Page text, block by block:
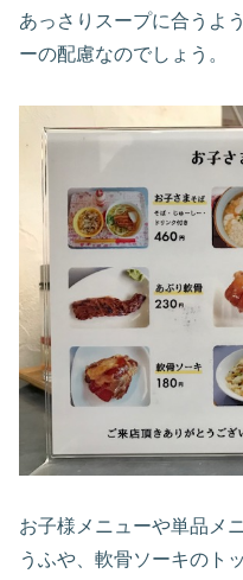
あっさりスープに合うよ
ーの配慮なのでしょう。
お子様メニューや単品メ
うふや、軟骨ソーキのト